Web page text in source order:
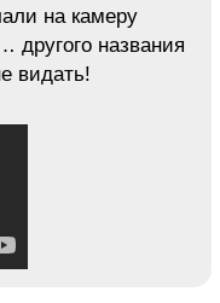
на камеру
другого названия
видать!